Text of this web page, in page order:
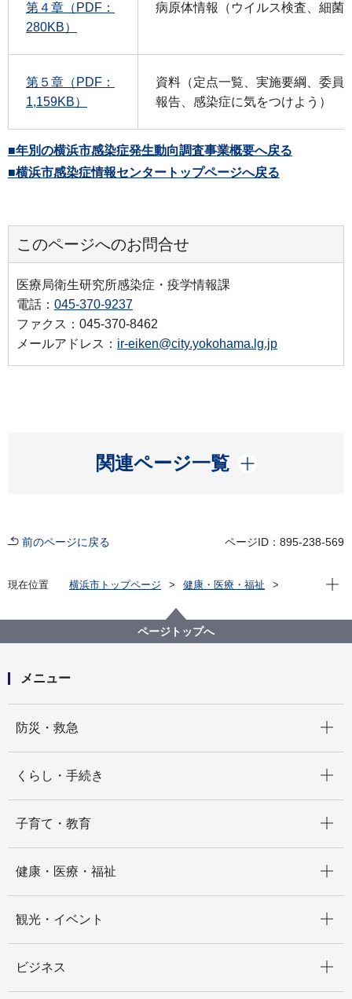
第４章（PDF：
280KB）
病原体情報（ウイルス検査、細菌
第５章（PDF：
1,159KB）
資料（定点一覧、実施要綱、委員
報告、感染症に気をつけよう）
■年別の横浜市感染症発生動向調査事業概要へ戻る
■横浜市感染症情報センタートップページへ戻る
このページへのお問合せ
医療局衛生研究所感染症・疫学情報課
電話： 045-370-9237
ファクス：045-370-8462
メールアドレス： ir-eiken@city.yokohama.lg.jp
関連ページ一覧
開く
前のページに戻る ページID：895-238-569
現在位置 横浜市トップページ
健康・医療・福祉
感染症発生状況資料集
横浜市感染症発生動向調査事業概要
横浜市感染症発生動向調査事業概要／平成19年（2007
現在
ページトップへ
メニュー
防災・救急
くらし・手続き
子育て・教育
健康・医療・福祉
観光・イベント
ビジネス